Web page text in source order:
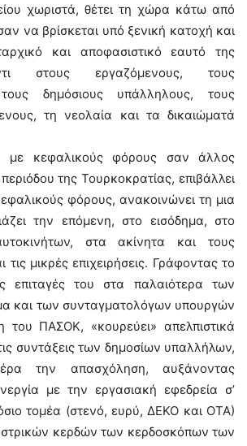
χωριστά, θέτει τη χώρα κάτω από
να βρίσκεται υπό ξενική κατοχή και
και αποφασιστικό εαυτό της
στους εργαζόμενους, τους
τους δημόσιους υπάλληλους, τους
τη νεολαία και τα δικαιώματά
με κεφαλικούς φόρους σαν άλλος
της Τουρκοκρατίας, επιβάλλει
φόρους, ανακοινώνει τη μια
την επόμενη, στο εισόδημα, στο
στα ακίνητα και τους
τις μικρές επιχειρήσεις. Γράφοντας το
επιταγές του στα παλαιότερα των
και των συνταγματολόγων υπουργών
του ΠΑΣΟΚ, «κουρεύει» απελπιστικά
συντάξεις των δημοσίων υπαλλήλων,
την απασχόληση, αυξάνοντας
με την εργασιακή εφεδρεία σ’
τομέα (στενό, ευρύ, ΔΕΚΟ και ΟΤΑ)
κερδών των κερδοσκόπων των